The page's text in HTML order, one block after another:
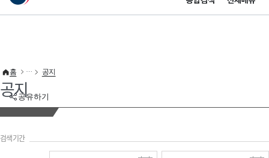
이 누리집은 대한민국 공식 전자정부 누리집입니다.
공유하기
홈 공지
공지
검색기간